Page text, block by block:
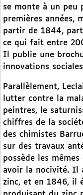
se monte à un peu
premières années,
partir de 1844,
ce qui fait entre
Il publie une
innovations sociales
Parallèlement,
lutter contre la
peintres, le
chiffres de la
des chimistes
sur des travaux
possède les
avoir la nocivité. Il
zinc, et en 1846, il